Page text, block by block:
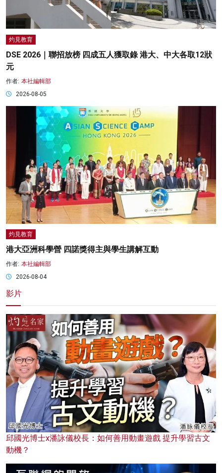
灼見教育
DSE 2026｜聯招放榜 四成五人獲取錄 港大、中大各取12狀
元
作者: 本社編輯部
2026-08-05
灼見教育
港大亞洲科學營 四諾獎得主與學生講解互動
作者: 本社編輯部
2026-08-04
影片
邱國光博士x潘詠儀校長：如何善用動畫遊戲 提升學習古文
動機？